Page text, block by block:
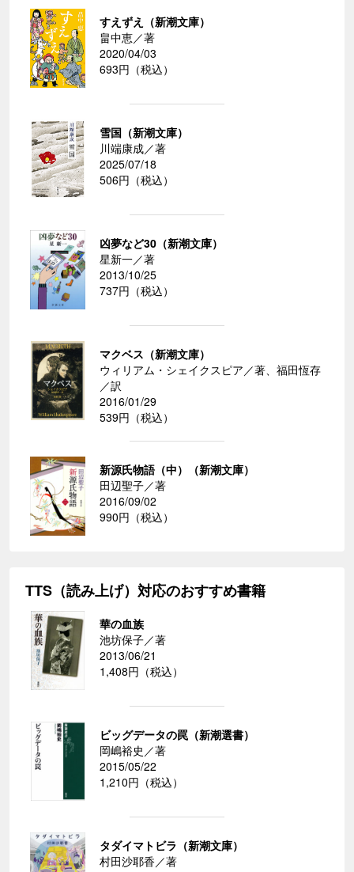
すえずえ（新潮文庫）
畠中恵／著
2020/04/03
693円（税込）
雪国（新潮文庫）
川端康成／著
2025/07/18
506円（税込）
凶夢など30（新潮文庫）
星新一／著
2013/10/25
737円（税込）
マクベス（新潮文庫）
ウィリアム・シェイクスピア／著、福田恆存
／訳
2016/01/29
539円（税込）
新源氏物語（中）（新潮文庫）
田辺聖子／著
2016/09/02
990円（税込）
TTS（読み上げ）対応のおすすめ書籍
華の血族
池坊保子／著
2013/06/21
1,408円（税込）
ビッグデータの罠（新潮選書）
岡嶋裕史／著
2015/05/22
1,210円（税込）
タダイマトビラ（新潮文庫）
村田沙耶香／著